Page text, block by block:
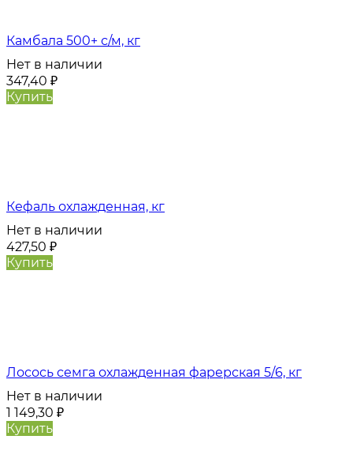
Камбала 500+ с/м, кг
Нет в наличии
347,40 ₽
Купить
Кефаль охлажденная, кг
Нет в наличии
427,50 ₽
Купить
Лосось семга охлажденная фарерская 5/6, кг
Нет в наличии
1 149,30 ₽
Купить